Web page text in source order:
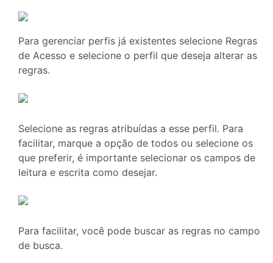
Para gerenciar perfis já existentes selecione Regras
de Acesso e selecione o perfil que deseja alterar as
regras.
Selecione as regras atribuídas a esse perfil. Para
facilitar, marque a opção de todos ou selecione os
que preferir, é importante selecionar os campos de
leitura e escrita como desejar.
Para facilitar, você pode buscar as regras no campo
de busca.